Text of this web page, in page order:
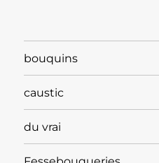
bouquins
caustic
du vrai